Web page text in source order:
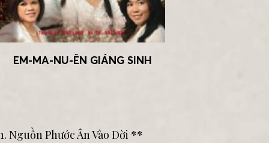
EM-MA-NU-ÊN GIÁNG SINH
1. Nguồn Phước Ân Vào Đời **